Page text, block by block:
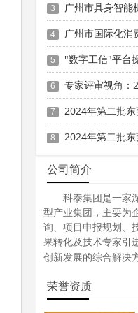
3 广州市具身智能机器人应用
4 广州市国际化消费环境建设试
5 "数字工信"平台操作指南：
6 专家评审视角：2026国家级专精特
7 2024年第二批东莞市中小企业数字化转型
8 2024年第二批东莞市中小企业数字化转型城市
公司简介
科泰集团是一家
型产业集团，主要为
询、项目申报规划、
果转化及技术专家引
创新发展的综合解决
荣誉资质